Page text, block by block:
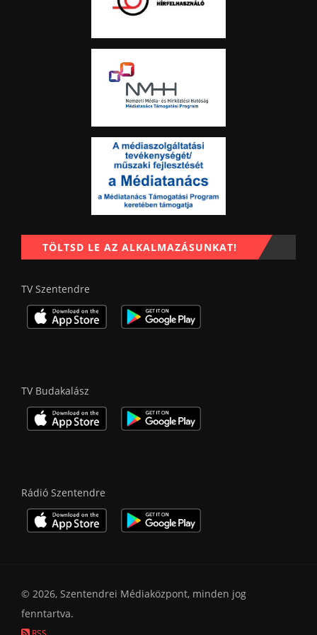
TÖLTSD LE AZ ALKALMAZÁSUNKAT!
TV Szentendre
TV Budakalász
Rádió Szentendre
© 2026, Szentendrei Médiaközpont, minden jog
fenntartva.